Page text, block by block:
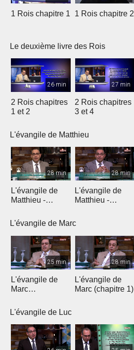
1 Rois chapitre 1 1 Rois chapitre 2
Le deuxième livre des Rois
26 min
2 Rois chapitres
1 et 2
27 min
2 Rois chapitres
3 et 4
L'évangile de Matthieu
28 min
L'évangile de
Matthieu -
28 min
L'évangile de
Matthieu -
L'évangile de Marc
25 min
L'évangile de
Marc
28 min
L'évangile de
Marc (chapitre 1)
L'évangile de Luc